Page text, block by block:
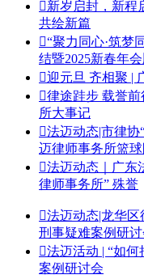
新岁启封，新程
共绘新篇
“聚力同心·筑梦
结暨2025新春年
迎元旦 齐相聚 |
律途跬步 载誉前
所大事记
法迈动态|市律
迈律师事务所篮
法迈动态｜广东
律师事务所” 殊誉
法迈动态|龙华
刑事疑难案例研
法迈活动 | “如
案例研讨会